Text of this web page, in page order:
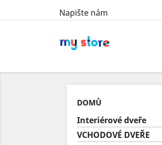
Napište nám
DOMŮ
Interiérové dveře
VCHODOVÉ DVEŘE